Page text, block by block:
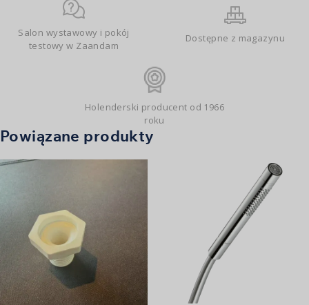
Salon wystawowy i pokój
testowy w Zaandam
Dostępne z magazynu
Holenderski producent od 1966
roku
Powiązane produkty